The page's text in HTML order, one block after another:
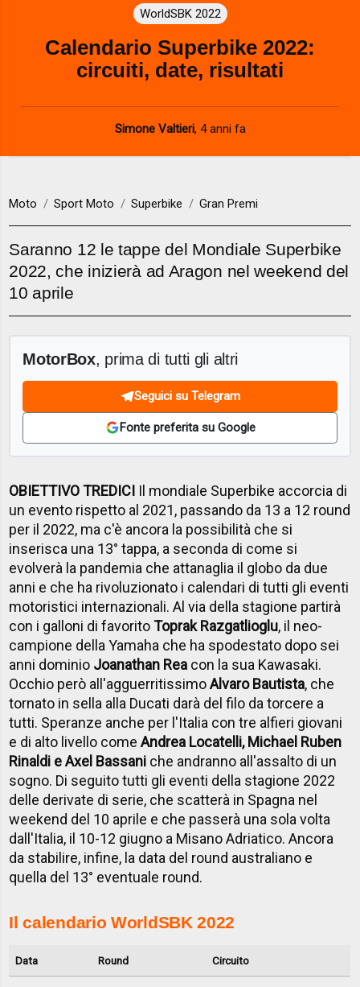
WorldSBK 2022
Calendario Superbike 2022:
circuiti, date, risultati
Simone Valtieri, 4 anni fa
Moto Sport Moto Superbike Gran Premi
Saranno 12 le tappe del Mondiale Superbike
2022, che inizierà ad Aragon nel weekend del
10 aprile
MotorBox, prima di tutti gli altri
Seguici su Telegram
Fonte preferita su Google
OBIETTIVO TREDICI Il mondiale Superbike accorcia di
un evento rispetto al 2021, passando da 13 a 12 round
per il 2022, ma c'è ancora la possibilità che si
inserisca una 13° tappa, a seconda di come si
evolverà la pandemia che attanaglia il globo da due
anni e che ha rivoluzionato i calendari di tutti gli eventi
motoristici internazionali. Al via della stagione partirà
con i galloni di favoritoToprak Razgatlioglu, il neo-
campione della Yamaha che ha spodestato dopo sei
anni dominio Joanathan Rea con la sua Kawasaki.
Occhio però all'agguerritissimoAlvaro Bautista, che
tornato in sella alla Ducati darà del filo da torcere a
tutti. Speranze anche per l'Italia con tre alfieri giovani
e di alto livello comeAndrea Locatelli, Michael Ruben
Rinaldi e Axel Bassani che andranno all'assalto di un
sogno. Di seguito tutti gli eventi della stagione 2022
delle derivate di serie, che scatterà in Spagna nel
weekend del 10 aprile e che passerà una sola volta
dall'Italia, il 10-12 giugno a Misano Adriatico. Ancora
da stabilire, infine, la data del round australiano e
quella del 13° eventuale round.
Il calendario WorldSBK 2022
Data Round Circuito